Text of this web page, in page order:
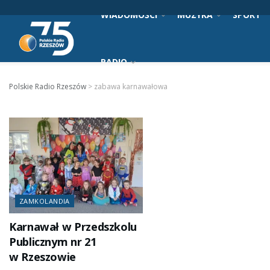
WIADOMOŚCI MUZYKA SPORT
RADIO
Polskie Radio Rzeszów > zabawa karnawałowa
ZAMKOLANDIA
Karnawał w Przedszkolu
Publicznym nr 21
w Rzeszowie